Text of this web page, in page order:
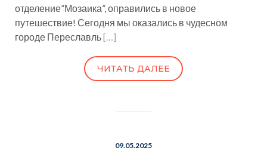
отделение”Мозаика”, оправились в новое
путешествие! Сегодня мы оказались в чудесном
городе Переславль[…]
ЧИТАТЬ ДАЛЕЕ
09.05.2025